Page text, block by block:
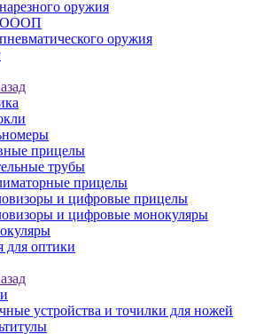
оружия
ОООП
оружия
прицелы
трубы
прицелы
и цифровые прицелы
и цифровые монокуляры
для оптики
устройства и точилки для ножей